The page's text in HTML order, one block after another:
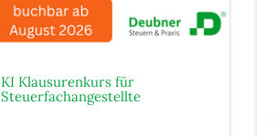
KI Klausurenkurs für
Steuerfachangestellte